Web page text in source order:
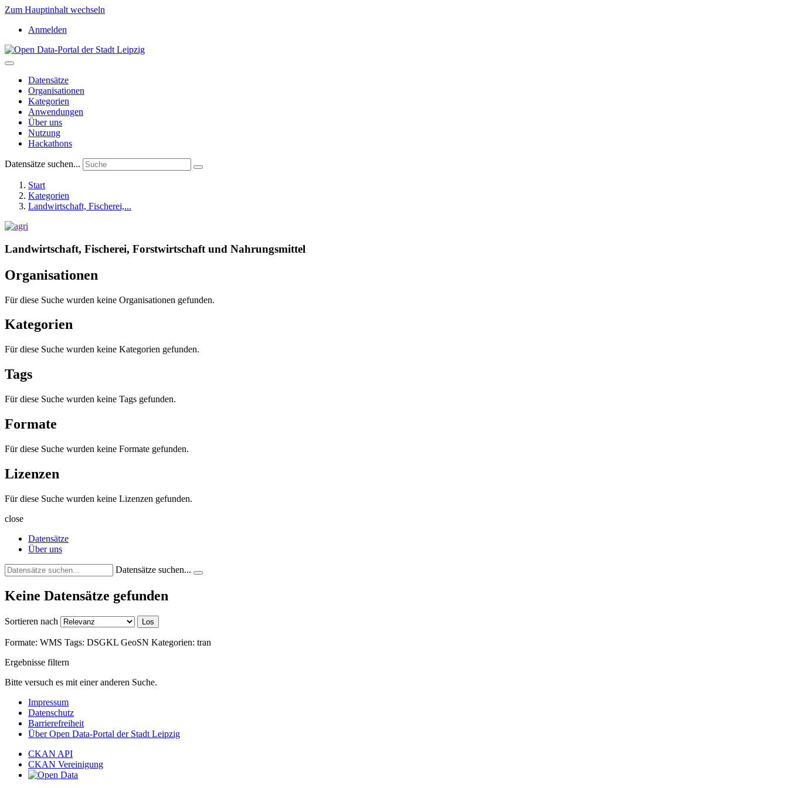
Zum Hauptinhalt wechseln
Anmelden
Datensätze
Organisationen
Kategorien
Anwendungen
Über uns
Nutzung
Hackathons
Datensätze suchen...
Start
Kategorien
Landwirtschaft, Fischerei,...
Landwirtschaft, Fischerei, Forstwirtschaft und Nahrungsmittel
Organisationen
Für diese Suche wurden keine Organisationen gefunden.
Kategorien
Für diese Suche wurden keine Kategorien gefunden.
Tags
Für diese Suche wurden keine Tags gefunden.
Formate
Für diese Suche wurden keine Formate gefunden.
Lizenzen
Für diese Suche wurden keine Lizenzen gefunden.
close
Datensätze
Über uns
Datensätze suchen...
Keine Datensätze gefunden
Sortieren nach Los
Formate: WMS Tags: DSGKL GeoSN Kategorien: tran
Ergebnisse filtern
Bitte versuch es mit einer anderen Suche.
Impressum
Datenschutz
Barrierefreiheit
Über Open Data-Portal der Stadt Leipzig
CKAN API
CKAN Vereinigung